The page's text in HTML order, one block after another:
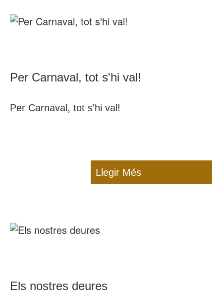
Per Carnaval, tot s'hi val!
Per Carnaval, tot s'hi val!
Llegir Més
Els nostres deures